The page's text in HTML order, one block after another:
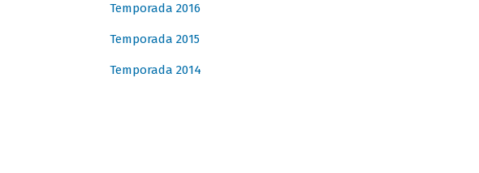
Temporada 2016
Temporada 2015
Temporada 2014